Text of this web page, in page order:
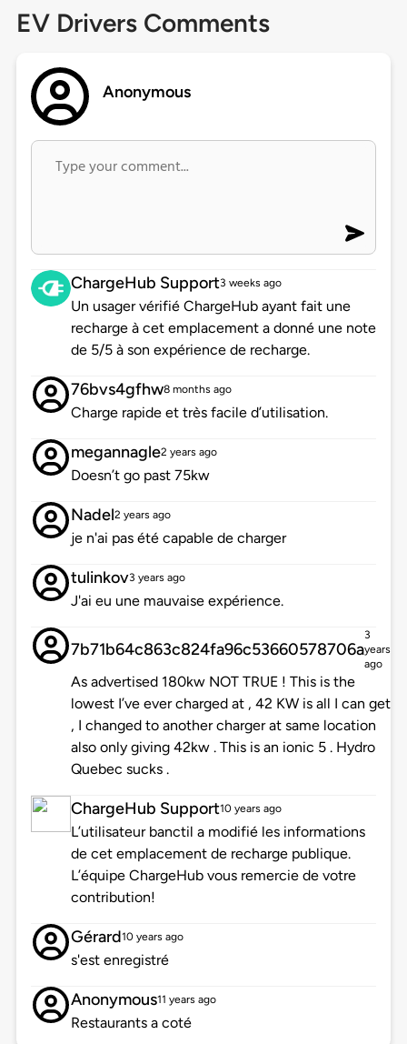
EV Drivers Comments
Anonymous
ChargeHub Support3 weeks ago
Un usager vérifié ChargeHub ayant fait une
recharge à cet emplacement a donné une note
de 5/5 à son expérience de recharge.
76bvs4gfhw8 months ago
Charge rapide et très facile d’utilisation.
megannagle2 years ago
Doesn’t go past 75kw
Nadel2 years ago
je n'ai pas été capable de charger
tulinkov3 years ago
J'ai eu une mauvaise expérience.
7b71b64c863c824fa96c53660578706a
3
years
ago
As advertised 180kw NOT TRUE ! This is the
lowest I’ve ever charged at , 42 KW is all I can get
, I changed to another charger at same location
also only giving 42kw . This is an ionic 5 . Hydro
Quebec sucks .
ChargeHub Support10 years ago
L’utilisateur banctil a modifié les informations
de cet emplacement de recharge publique.
L’équipe ChargeHub vous remercie de votre
contribution!
Gérard10 years ago
s'est enregistré
Anonymous11 years ago
Restaurants a coté